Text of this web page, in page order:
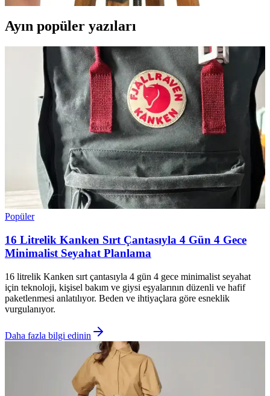
Ayın popüler yazıları
Popüler
16 Litrelik Kanken Sırt Çantasıyla 4 Gün 4 Gece
Minimalist Seyahat Planlama
16 litrelik Kanken sırt çantasıyla 4 gün 4 gece minimalist seyahat
için teknoloji, kişisel bakım ve giysi eşyalarının düzenli ve hafif
paketlenmesi anlatılıyor. Beden ve ihtiyaçlara göre esneklik
vurgulanıyor.
Daha fazla bilgi edinin